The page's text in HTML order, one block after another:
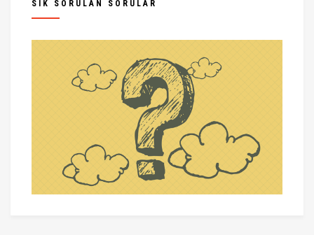
SIK SORULAN SORULAR